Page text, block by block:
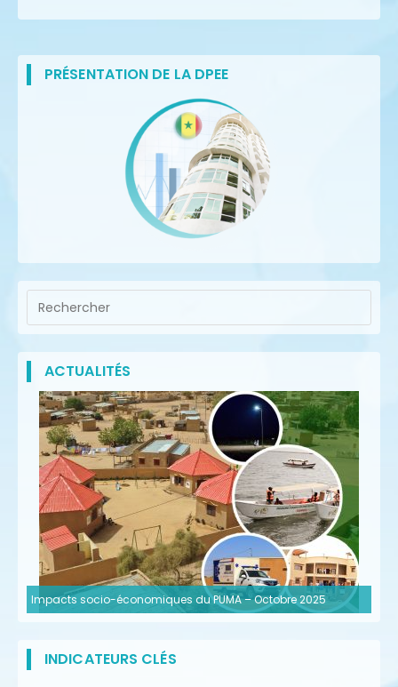
PRÉSENTATION DE LA DPEE
ACTUALITÉS
Impacts socio-économiques du PUMA – Octobre 2025
INDICATEURS CLÉS